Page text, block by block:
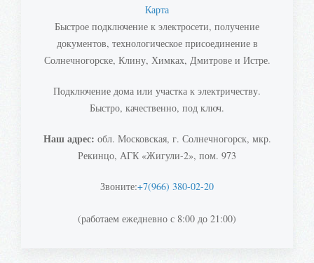
Карта
Быстрое подключение к электросети, получение
документов, технологическое присоединение в
Солнечногорске, Клину, Химках, Дмитрове и Истре.
Подключение дома или участка к электричеству.
Быстро, качественно, под ключ.
Наш адрес: обл. Московская, г. Солнечногорск, мкр.
Рекинцо, АГК «Жигули-2», пом. 973
Звоните:+7(966) 380-02-20
(работаем ежедневно с 8:00 до 21:00)